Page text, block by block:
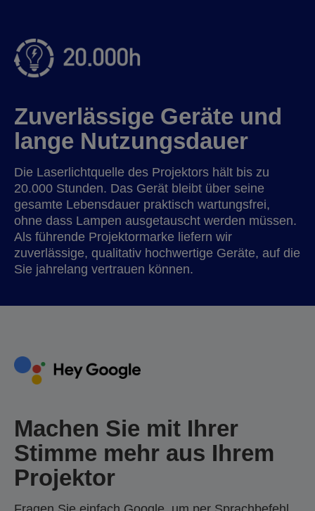
Zuverlässige Geräte und
lange Nutzungsdauer
Die Laserlichtquelle des Projektors hält bis zu
20.000 Stunden. Das Gerät bleibt über seine
gesamte Lebensdauer praktisch wartungsfrei,
ohne dass Lampen ausgetauscht werden müssen.
Als führende Projektormarke liefern wir
zuverlässige, qualitativ hochwertige Geräte, auf die
Sie jahrelang vertrauen können.
Machen Sie mit Ihrer
Stimme mehr aus Ihrem
Projektor